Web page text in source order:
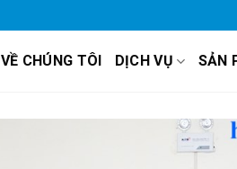
VỀ CHÚNG TÔI DỊCH VỤ SẢN